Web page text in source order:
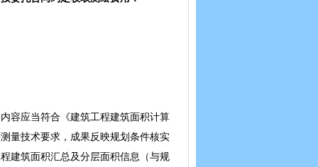
容应当符合《建筑工程建筑面积计算
量技术要求，成果反映规划条件核实
建筑面积汇总及分层面积信息（与规